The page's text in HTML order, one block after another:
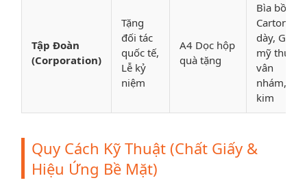
Tập Đoàn
(Corporation)
Tặng
đối tác
quốc tế,
Lễ kỷ
niệm
A4 Dọc hộp
quà tặng
Bìa bồi
Carton
dày, Giấy
mỹ thuật
vân
nhám, Ép
kim
Quy Cách Kỹ Thuật (Chất Giấy &
Hiệu Ứng Bề Mặt)